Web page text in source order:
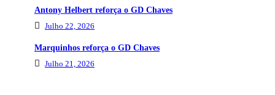
Antony Helbert reforça o GD Chaves
Julho 22, 2026
Marquinhos reforça o GD Chaves
Julho 21, 2026